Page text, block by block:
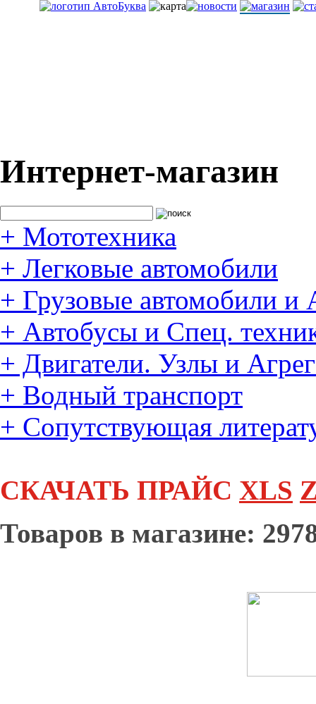
Интернет-магазин
+ Мототехника
+ Легковые автомобили
+ Грузовые автомобили и
+ Автобусы и Спец.
+ Двигатели. Узлы и
+ Водный транспорт
+ Сопутствующая
СКАЧАТЬ ПРАЙС XLS
Товаров в магазине: